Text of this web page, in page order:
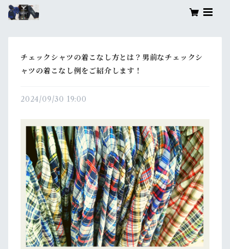
チェックシャツの着こなし方とは？男前なチェックシ
ャツの着こなし例をご紹介します！
2024/09/30 19:00